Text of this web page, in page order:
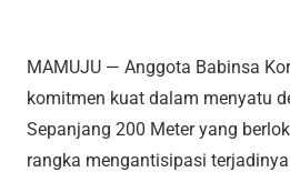
MAMUJU — Anggota Babinsa
komitmen kuat dalam menyatu
Sepanjang 200 Meter yang
rangka mengantisipasi